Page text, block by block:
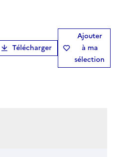
Télécharger
Ajouter
à ma
sélection